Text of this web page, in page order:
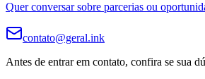
Quer conversar sobre parcerias ou
contato@geral.ink
Antes de entrar em contato, confira se sua